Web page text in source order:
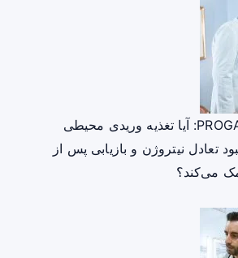
طرح‌آزمایی PROGAIN: آیا تغذیه وریدی محیطی
تعادل نیتروژن و بازیابی پس از
می‌کند؟